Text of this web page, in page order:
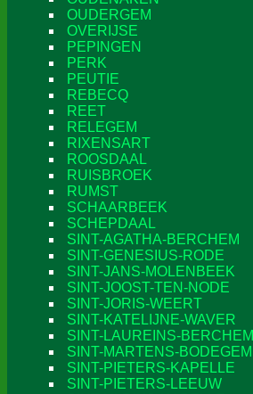
OUDERGEM
OVERIJSE
PEPINGEN
PERK
PEUTIE
REBECQ
REET
RELEGEM
RIXENSART
ROOSDAAL
RUISBROEK
RUMST
SCHAARBEEK
SCHEPDAAL
SINT-AGATHA-BERCHEM
SINT-GENESIUS-RODE
SINT-JANS-MOLENBEEK
SINT-JOOST-TEN-NODE
SINT-JORIS-WEERT
SINT-KATELIJNE-WAVER
SINT-LAUREINS-BERCHEM
SINT-MARTENS-BODEGEM
SINT-PIETERS-KAPELLE
SINT-PIETERS-LEEUW